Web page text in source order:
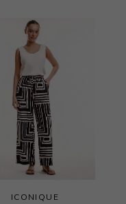
ICONIQUE